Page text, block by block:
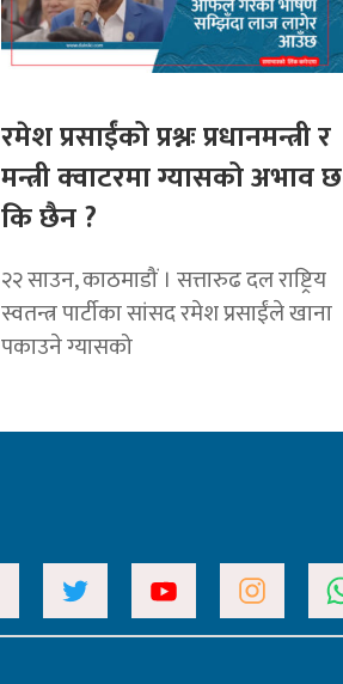
रमेश प्रसाईंको प्रश्नः प्रधानमन्त्री र
मन्त्री क्वाटरमा ग्यासको अभाव छ
कि छैन ?
२२ साउन, काठमाडौं । सत्तारुढ दल राष्ट्रिय
स्वतन्त्र पार्टीका सांसद रमेश प्रसाईंले खाना
पकाउने ग्यासको